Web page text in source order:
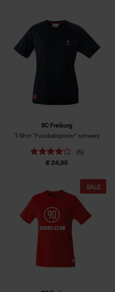
SC Freiburg
T-Shirt "Fussballspieler" schwarz
(5)
€ 24,95
SALE